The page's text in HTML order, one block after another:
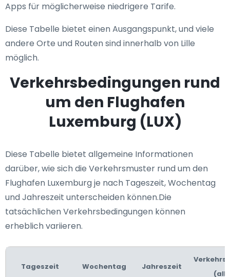
Apps für möglicherweise niedrigere Tarife.
Diese Tabelle bietet einen Ausgangspunkt, und viele
andere Orte und Routen sind innerhalb von Lille
möglich.
Verkehrsbedingungen rund
um den Flughafen
Luxemburg (LUX)
Diese Tabelle bietet allgemeine Informationen
darüber, wie sich die Verkehrsmuster rund um den
Flughafen Luxemburg je nach Tageszeit, Wochentag
und Jahreszeit unterscheiden können.Die
tatsächlichen Verkehrsbedingungen können
erheblich variieren.
Tageszeit Wochentag Jahreszeit